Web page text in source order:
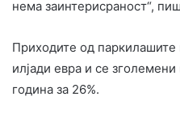
нема заинтерисраност“,
Приходите од
илјади евра и се
година за 26%.